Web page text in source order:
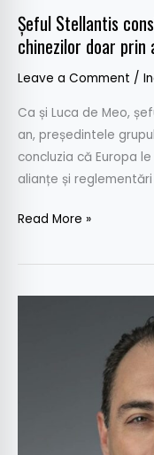
Șeful Stellantis
chinezilor doar
Leave a Comment /
Ca și Luca de Meo,
an, președintele
concluzia că Europa
alianțe și
și
reglementări
clare
Read More »